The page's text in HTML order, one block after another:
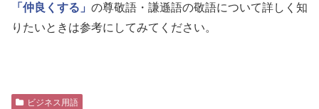
「仲良くする」 の尊敬語・謙遜語の敬語について詳しく知
りたいときは参考にしてみてください。
ビジネス用語